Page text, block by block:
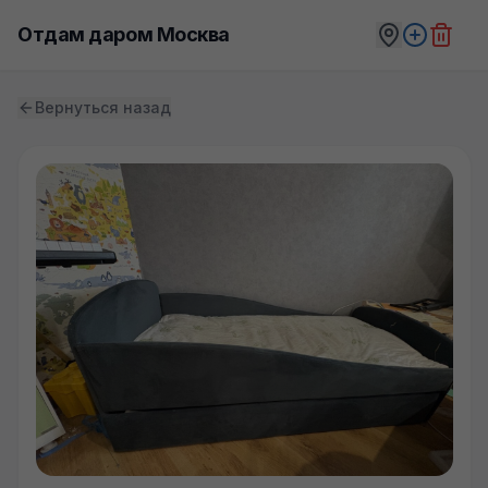
Отдам даром Москва
Вернуться назад